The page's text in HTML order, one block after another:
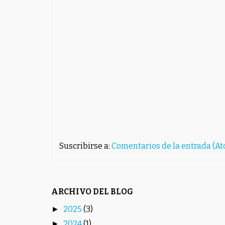
Suscribirse a: Comentarios de la entrada
ARCHIVO DEL BLOG
► 2025 (3)